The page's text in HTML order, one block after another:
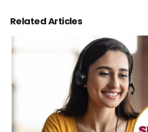
Related Articles